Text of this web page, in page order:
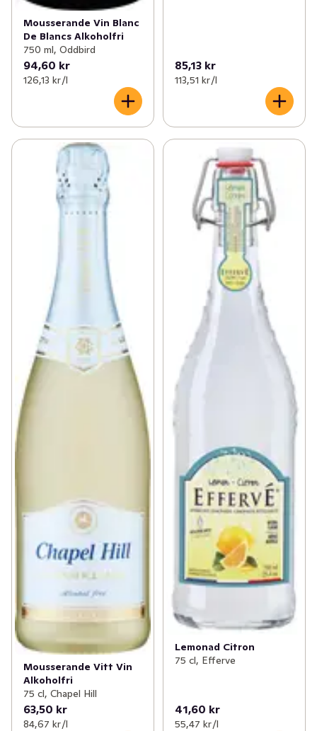
Mousserande Vin Blanc
De Blancs Alkoholfri
750 ml, Oddbird
94,60 kr
126,13 kr /l
85,13 kr
113,51 kr /l
Mousserande Vitt Vin
Alkoholfri
75 cl, Chapel Hill
63,50 kr
84,67 kr /l
Lemonad Citron
75 cl, Efferve
41,60 kr
55,47 kr /l